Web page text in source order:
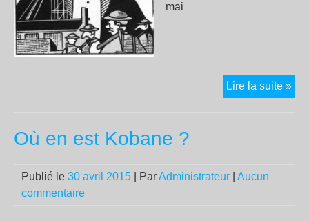
mai
Lire la suite »
Où en est Kobane ?
Publié le 30 avril 2015 | ParAdministrateur
Aucun
commentaire